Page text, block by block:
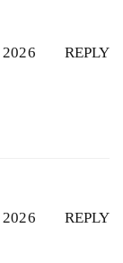
REPLY
REPLY